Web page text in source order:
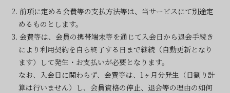
2. 前項に定める会費等の支払方法等は、当サービスにて別途定
めるものとします。
3. 会費等は、会員の携帯端末等を通じて入会日から退会手続き
により利用契約を自ら終了する日まで継続（自動更新となり
ます）して発生・お支払いが必要となります。
なお、入会日に関わらず、会費等は、1ヶ月分発生（日割り計
算は行いません）し、会員資格の停止、退会等の理由の如何